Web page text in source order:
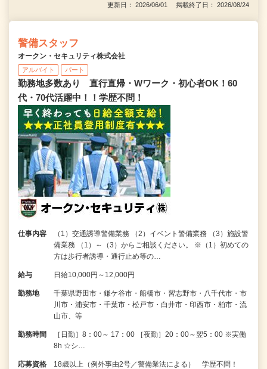
更新日： 2026/06/01 掲載終了日： 2026/08/24
警備スタッフ
オークン・セキュリティ株式会社
アルバイト パート
勤務地多数あり 直行直帰・Wワーク・初心者OK！60
代・70代活躍中！！学歴不問！
仕事内容
（1）交通誘導警備業務 （2）イベント警備業務 （3）施設警
備業務 （1）～（3）からご相談ください。 ※（1）初めての
方は歩行者誘導・通行止め等の…
給与 日給10,000円～12,000円
勤務地
千葉県野田市・鎌ケ谷市・船橋市・習志野市・八千代市・市
川市・浦安市・千葉市・松戸市・白井市・印西市・柏市・流
山市、等
勤務時間
［日勤］8：00～ 17：00 ［夜勤］20：00～翌5：00 ※実働
8h ☆シ…
応募資格
18歳以上（例外事由2号／警備業法による） 学歴不問！